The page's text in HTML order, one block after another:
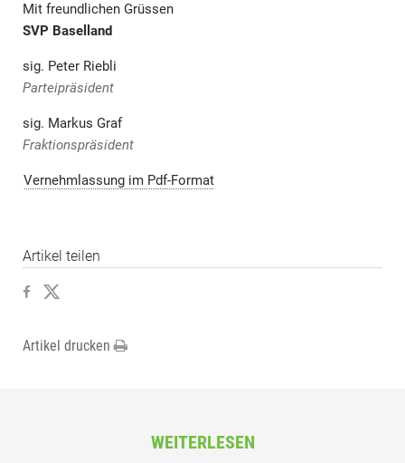
Mit freundlichen Grüssen
SVP Baselland
sig. Peter Riebli
Parteipräsident
sig. Markus Graf
Fraktionspräsident
Vernehmlassung im Pdf-Format
Artikel teilen
Artikel drucken
WEITERLESEN